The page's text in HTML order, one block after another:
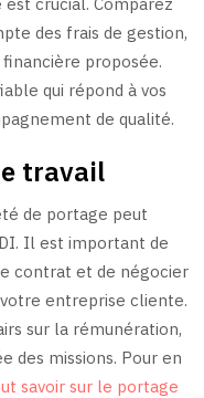
des frais de gestion,
proposée.
qui répond à vos
de qualité.
travail
de portage peut
Il est important de
contrat et de négocier
entreprise cliente.
sur la rémunération,
des missions. Pour en
savoir sur le portage